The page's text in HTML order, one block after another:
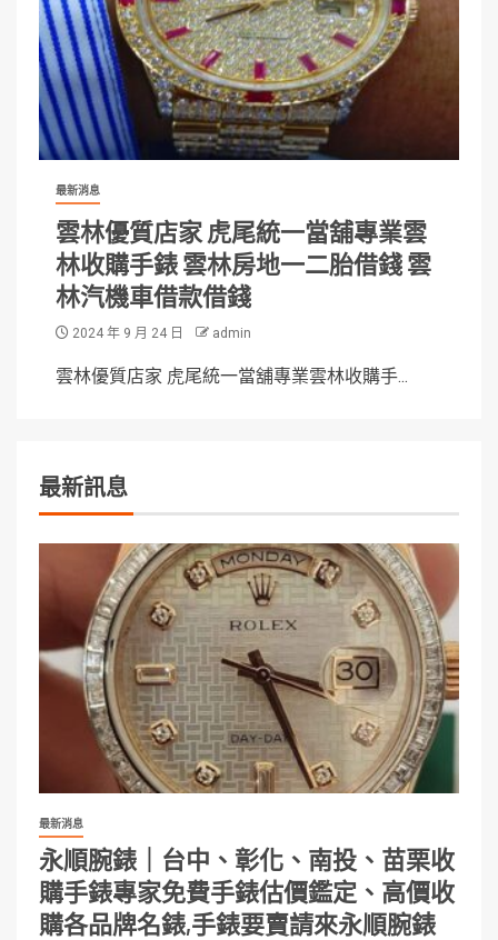
最新消息
雲林優質店家 虎尾統一當舖專業雲
林收購手錶 雲林房地一二胎借錢 雲
林汽機車借款借錢
2024 年 9 月 24 日 admin
雲林優質店家 虎尾統一當舖專業雲林收購手...
最新訊息
最新消息
永順腕錶｜台中、彰化、南投、苗栗收
購手錶專家免費手錶估價鑑定、高價收
購各品牌名錶,手錶要賣請來永順腕錶